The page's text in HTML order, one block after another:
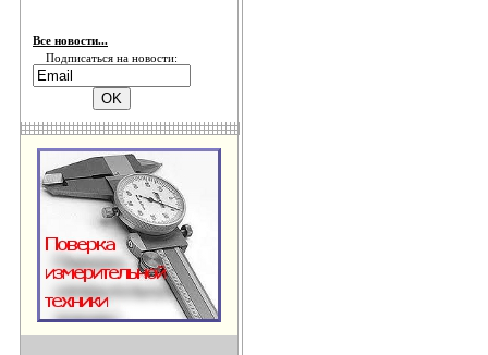
Все новости...
Подписаться на новости: